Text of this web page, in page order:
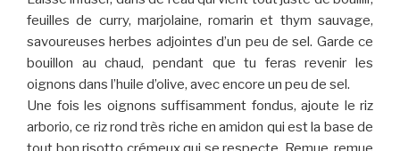
feuilles de curry, marjolaine, romarin et thym sauvage,
savoureuses herbes adjointes d’un peu de sel. Garde ce
bouillon au chaud, pendant que tu feras revenir les
oignons dans l’huile d’olive, avec encore un peu de sel.
Une fois les oignons suffisamment fondus, ajoute le riz
arborio, ce riz rond très riche en amidon qui est la base de